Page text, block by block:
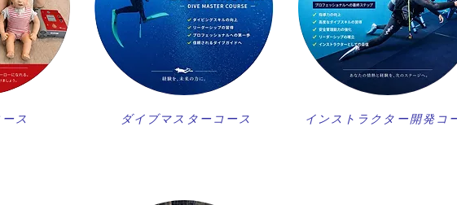
ス ダイブマスターコース インストラクター開発コ